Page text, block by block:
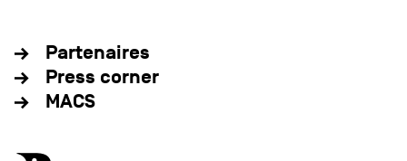
Partenaires
Press corner
MACS